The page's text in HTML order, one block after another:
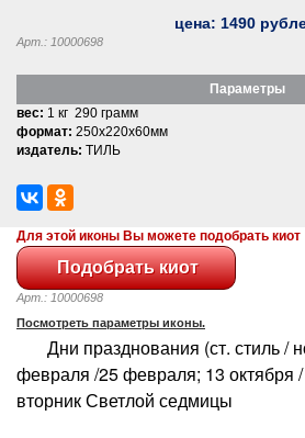
цена: 1490
Арт.: 10000698
Параметры
вес: 1 кг 290 грамм
формат: 250x220x60мм
издатель: ТИЛЬ
Для этой иконы Вы можете подобрать киот
Арт.: 10000698
Посмотреть параметры иконы.
Дни празднования (ст. стиль /
февраля /25 февраля; 13 октября
вторник Светлой седмицы